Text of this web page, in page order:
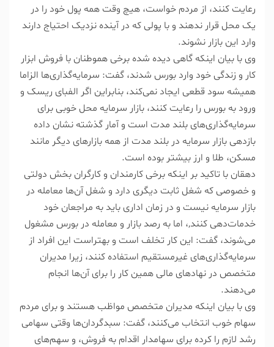
رعایت کنند، از مردم خواست، هیچ وقت همه پول خود را در
یک محل قرار ندهند و با پولی که در آینده نزدیک احتیاج دارند
وارد این بازار نشوند.
وی با بیان اینکه گاهی دیده شده برخی هموطنان با فروش ابزار
کار و زندگی خود وارد بورس شدند، گفت: سرمایه‌گذاری‌ها الزاما
همیشه سود قطعی ایجاد نمی‌کند، بنابراین اگر الفبای ریسک و
ورود به بورس را رعایت کنند، بازار سرمایه محل خوبی برای
سرمایه‌گذاری‌های بلند مدت است و آمار گذشته نشان داده
بازدهی بازار سرمایه در بلند مدت از همه بازارهای دیگر مانند
مسکن، طلا و ارز بیشتر بوده است.
دهقان با تاکید بر اینکه برخی کارمندان و کارگران بخش دولتی
و خصوصی که شغل ثابت دیگری دارد و شغل آن‌ها معامله در
بازار سرمایه نیست و در زمان اداری باید به مراجعان خود
خدمات‌دهی کنند,، اما به رصد بازار و معامله در بورس مشغول
می‌شوند، گفت: این کار تخلف است و بهتراست این افراد از
سرمایه‌گذاری‌های غیرمستقیم استفاده کنند، زیرا مدیران
متخصص در نهادهای مالی همین کار را برای آن‌ها انجام
می‌دهند.
وی با بیان اینکه مدیران متخصص مواظب هستند و برای مردم
سهام خوب انتخاب می‌کنند، گفت: سبدگردان‌ها وقتی سهامی
رشد لازم را کرده برای سهامدار اقدام به فروش، و سهم‌های